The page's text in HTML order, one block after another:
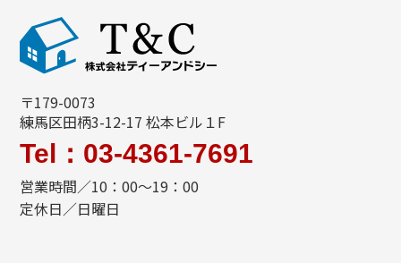
〒179-0073
練馬区田柄3-12-17 松本ビル１F
Tel：03-4361-7691
営業時間／10：00～19：00
定休日／日曜日